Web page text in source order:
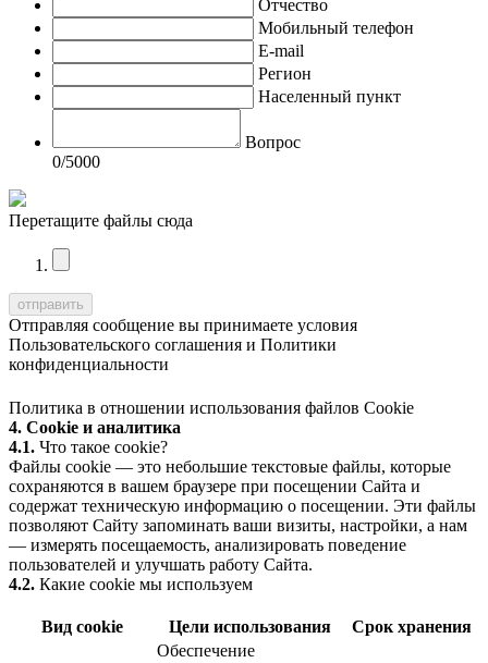
Отчество
Мобильный телефон
E-mail
Регион
Населенный пункт
Вопрос
0/5000
Перетащите файлы сюда
Отправляя сообщение вы принимаете условия
Пользовательского соглашения и Политики
конфиденциальности
Политика в отношении использования файлов Cookie
4. Cookie и аналитика
4.1. Что такое cookie?
Файлы cookie — это небольшие текстовые файлы, которые
сохраняются в вашем браузере при посещении Сайта и
содержат техническую информацию о посещении. Эти файлы
позволяют Сайту запоминать ваши визиты, настройки, а нам
— измерять посещаемость, анализировать поведение
пользователей и улучшать работу Сайта.
4.2. Какие cookie мы используем
Вид cookie Цели использования
Срок хранения
Обеспечение